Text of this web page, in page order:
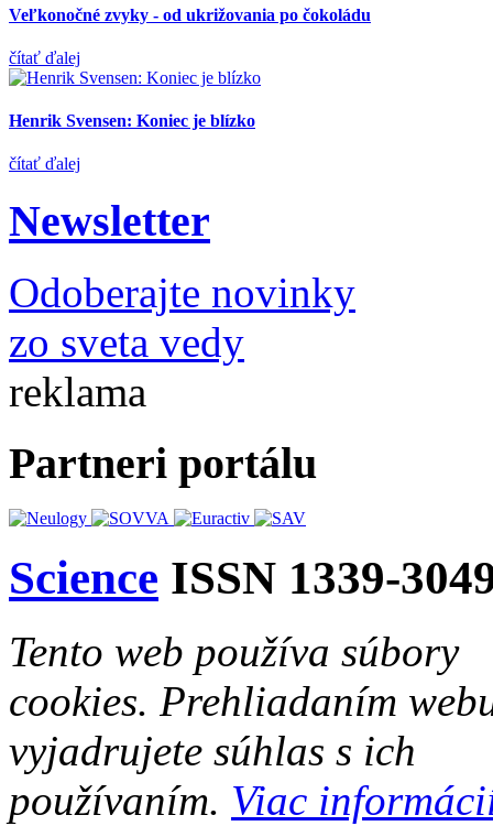
Veľkonočné zvyky - od ukrižovania po čokoládu
čítať ďalej
Henrik Svensen: Koniec je blízko
čítať ďalej
Newsletter
Odoberajte novinky
zo sveta vedy
reklama
Partneri portálu
Science ISSN 1339-
Tento web používa súbory
cookies. Prehliadaním
vyjadrujete súhlas s ich
používaním. Viac